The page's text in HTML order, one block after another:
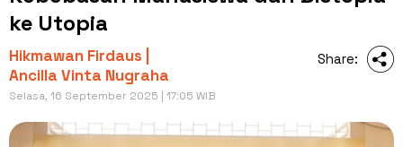
ke Utopia
Hikmawan Firdaus |
Ancilla Vinta Nugraha
Selasa, 16 September 2025 | 17:05 WIB
Share: